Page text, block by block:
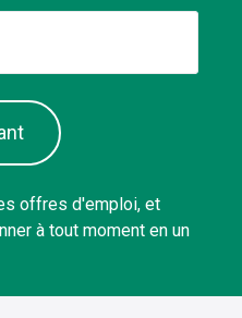
offres d'emploi, et
à tout moment en un